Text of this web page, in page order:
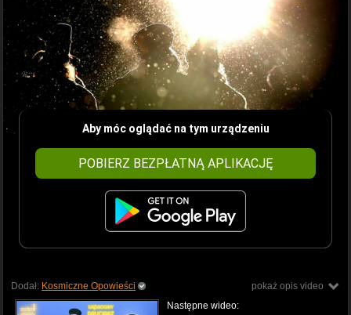
Aby móc oglądać na tym urządzeniu
POBIERZ BEZPŁATNĄ APLIKACJĘ
pokaż opis video
Dodał: Kosmiczne Opowieści
Następne wideo: